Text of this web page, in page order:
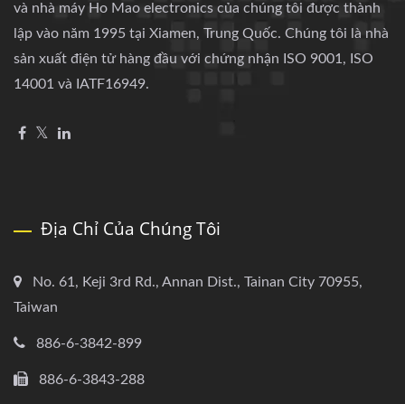
và nhà máy Ho Mao electronics của chúng tôi được thành
lập vào năm 1995 tại Xiamen, Trung Quốc. Chúng tôi là nhà
sản xuất điện tử hàng đầu với chứng nhận ISO 9001, ISO
14001 và IATF16949.
Địa Chỉ Của Chúng Tôi
No. 61, Keji 3rd Rd., Annan Dist., Tainan City 70955,
Taiwan
886-6-3842-899
886-6-3843-288